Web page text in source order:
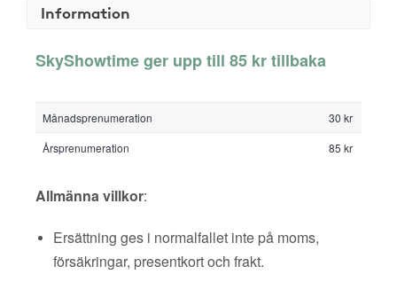
Information
SkyShowtime ger upp till 85 kr tillbaka
Månadsprenumeration
30 kr
Årsprenumeration
85 kr
Allmänna villkor:
Ersättning ges i normalfallet inte på moms,
försäkringar, presentkort och frakt.